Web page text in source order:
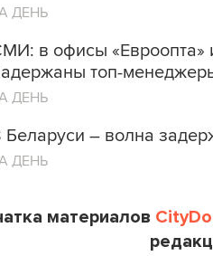
ДЕНЬ
в офисы «Евроопта»
топ-
ДЕНЬ
Беларуси – волна
ДЕНЬ
материалов